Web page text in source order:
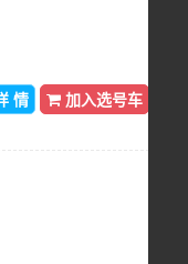
情 加入选号车